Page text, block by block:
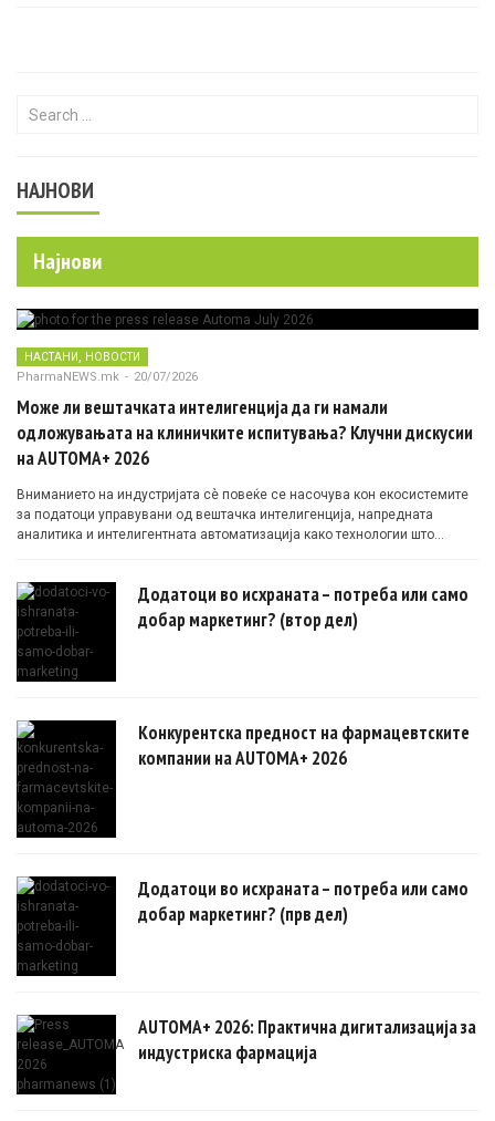
Search for:
НАЈНОВИ
Најнови
НАСТАНИ, НОВОСТИ
PharmaNEWS.mk - 20/07/2026
Може ли вештачката интелигенција да ги намали
одложувањата на клиничките испитувања? Клучни дискусии
на AUTOMA+ 2026
Вниманието на индустријата сè повеќе се насочува кон екосистемите
за податоци управувани од вештачка интелигенција, напредната
аналитика и интелигентната автоматизација како технологии што
Додатоци во исхраната – потреба или само
добар маркетинг? (втор дел)
Конкурентска предност на фармацевтските
компании на AUTOMA+ 2026
Додатоци во исхраната – потреба или само
добар маркетинг? (прв дел)
AUTOMA+ 2026: Практична дигитализација за
индустриска фармација